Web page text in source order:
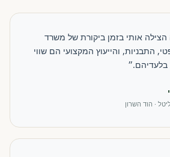
אותי בזמן ביקורת של משרד
התבניות, והייעוץ המקצועי הם שווי
בלעדיהם.״
· הוד השרון